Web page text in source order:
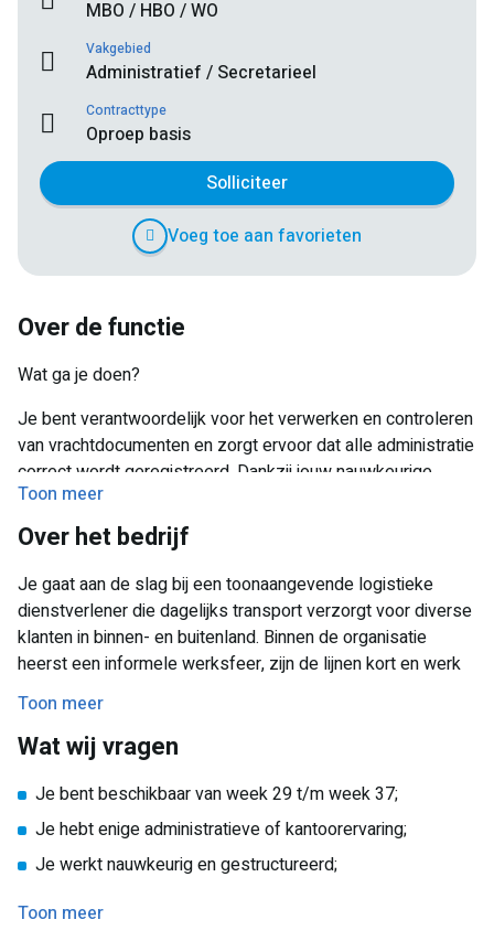
MBO / HBO / WO
Vakgebied
Administratief / Secretarieel
Contracttype
Oproep basis
Solliciteer
Voeg toe aan favorieten
Over de functie
Wat ga je doen?
Je bent verantwoordelijk voor het verwerken en controleren
van vrachtdocumenten en zorgt ervoor dat alle administratie
correct wordt geregistreerd. Dankzij jouw nauwkeurige
werkwijze verloopt het transportproces soepel.
Je werkzaamheden bestaan onder andere uit:
Sorteren en verwerken van vrachtdocumenten;
Registreren van transportgegevens;
Controleren en archiveren van administratieve
administratieve werkzaamheden.
Toon meer
Over het bedrijf
Je gaat aan de slag bij een toonaangevende logistieke
dienstverlener die dagelijks transport verzorgt voor diverse
klanten in binnen- en buitenland. Binnen de organisatie
heerst een informele werksfeer, zijn de lijnen kort en werk
je samen met een betrokken team dat ervoor zorgt dat de
logistieke processen iedere dag soepel verlopen.
Toon meer
Wat wij vragen
Je bent beschikbaar van week 29 t/m week 37;
Je hebt enige administratieve of kantoorervaring;
Je werkt nauwkeurig en gestructureerd;
Toon meer